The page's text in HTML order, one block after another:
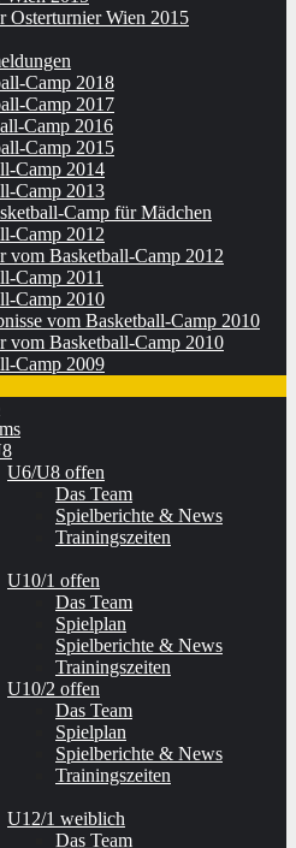
Osterturnier Wien 2015
Camp 2018
Camp 2017
Camp 2016
Camp 2015
Camp 2014
Camp 2013
Camp für Mädchen
Camp 2012
vom Basketball-Camp 2012
Camp 2011
Camp 2010
vom Basketball-Camp 2010
vom Basketball-Camp 2010
Camp 2009
U6/U8 offen
Das Team
Spielberichte & News
Trainingszeiten
U10/1 offen
Das Team
Spielplan
Spielberichte & News
Trainingszeiten
U10/2 offen
Das Team
Spielplan
Spielberichte & News
Trainingszeiten
U12/1 weiblich
Das Team